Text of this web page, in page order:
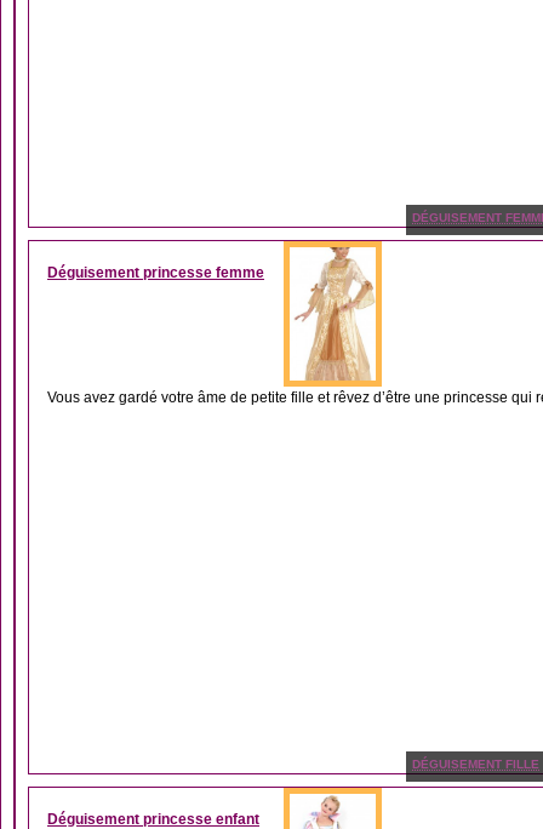
DÉGUISEMENT
Déguisement princesse femme
Vous avez gardé votre âme de petite fille et rêvez d’être une princesse qui
DÉGUISEMENT FILLE
Déguisement princesse enfant